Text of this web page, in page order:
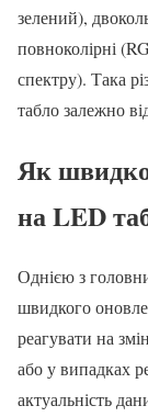
зелений),
повноколірні
спектру). Така
табло залежно
Як
на LED
Однією з
швидкого
реагувати на
або у випадках
актуальність